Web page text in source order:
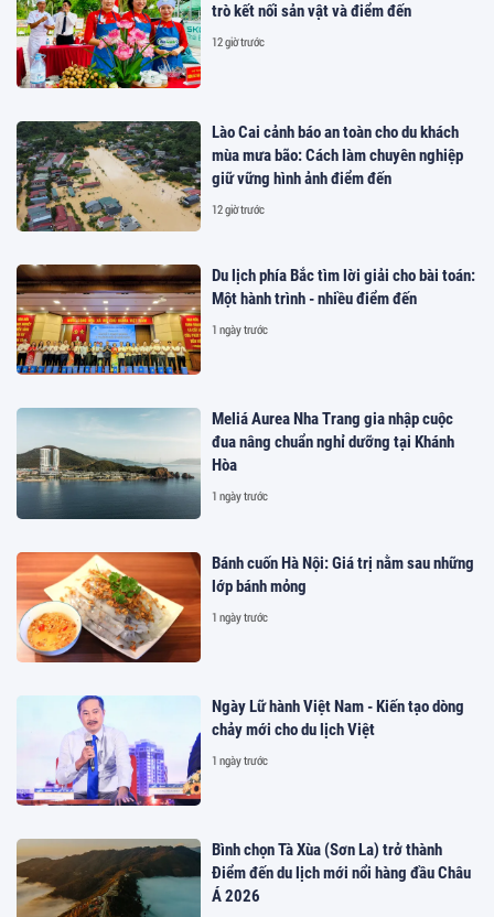
trò kết nối sản vật và điểm đến
12 giờ trước
Lào Cai cảnh báo an toàn cho du khách
mùa mưa bão: Cách làm chuyên nghiệp
giữ vững hình ảnh điểm đến
12 giờ trước
Du lịch phía Bắc tìm lời giải cho bài toán:
Một hành trình - nhiều điểm đến
1 ngày trước
Meliá Aurea Nha Trang gia nhập cuộc
đua nâng chuẩn nghỉ dưỡng tại Khánh
Hòa
1 ngày trước
Bánh cuốn Hà Nội: Giá trị nằm sau những
lớp bánh mỏng
1 ngày trước
Ngày Lữ hành Việt Nam - Kiến tạo dòng
chảy mới cho du lịch Việt
1 ngày trước
Bình chọn Tà Xùa (Sơn La) trở thành
Điểm đến du lịch mới nổi hàng đầu Châu
Á 2026